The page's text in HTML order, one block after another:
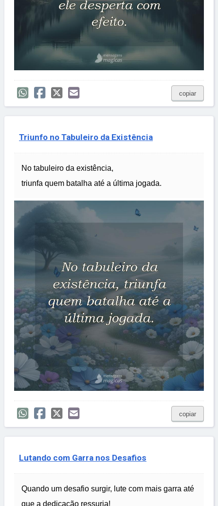
copiar
Triunfo no Tabuleiro da Existência
No tabuleiro da existência,
triunfa quem batalha até a última jogada.
copiar
Lutando com Garra nos Desafios
Quando um desafio surgir, lute com mais garra até
que a dedicação ressurja!